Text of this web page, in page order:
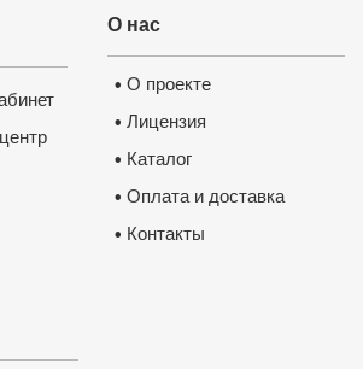
О нас
• О проекте
• Лицензия
• Каталог
• Оплата и доставка
• Контакты